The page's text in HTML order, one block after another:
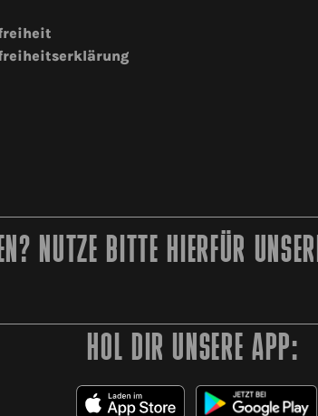
NUTZE BITTE HIERFÜR
HOL DIR UNSERE APP: